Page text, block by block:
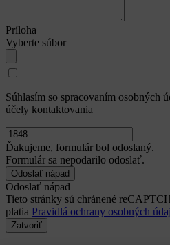
Príloha
Vyberte súbor
Súhlasím so spracovaním osobných
účely kontaktovania
Ďakujeme, formulár bol odoslaný.
Formulár sa nepodarilo odoslať.
Odoslať nápad
Tieto stránky sú chránené
platia Pravidlá ochrany osobných
Zatvoriť